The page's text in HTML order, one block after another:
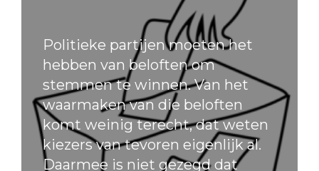
Politieke partijen moeten het
hebben van beloften om
stemmen te winnen. Van het
waarmaken van die beloften
komt weinig terecht, dat weten
kiezers van tevoren eigenlijk al.
Daarmee is niet gezegd dat